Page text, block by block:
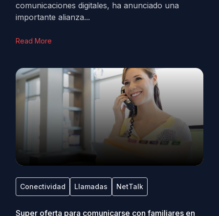
comunicaciones digitales, ha anunciado una
importante alianza...
Read More
Conectividad Llamadas NetTalk
Super oferta para comunicarse con familiares en